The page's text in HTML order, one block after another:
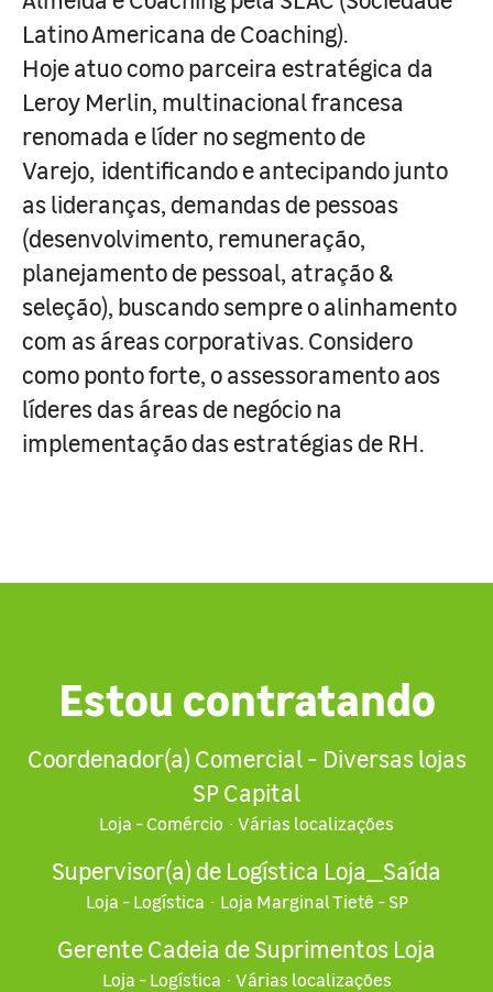
Latino Americana de Coaching).
Hoje atuo como parceira estratégica da
Leroy Merlin, multinacional francesa
renomada e líder no segmento de
Varejo, identificando e antecipando junto
as lideranças, demandas de pessoas
(desenvolvimento, remuneração,
planejamento de pessoal, atração &
seleção), buscando sempre o alinhamento
com as áreas corporativas. Considero
como ponto forte, o assessoramento aos
líderes das áreas de negócio na
implementação das estratégias de RH.
Estou contratando
Coordenador(a) Comercial - Diversas lojas
SP Capital
Loja - Comércio · Várias localizações
Supervisor(a) de Logística Loja_Saída
Loja - Logística · Loja Marginal Tietê - SP
Gerente Cadeia de Suprimentos Loja
Loja - Logística · Várias localizações